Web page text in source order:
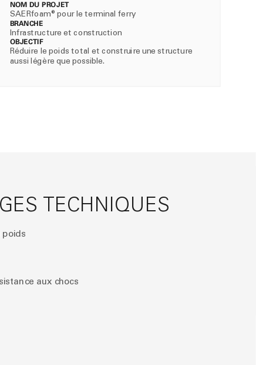
NOM DU PROJET
SAERfoam® pour le terminal ferry
BRANCHE
Infrastructure et construction
OBJECTIF
Réduire le poids total et construire une structure
aussi légère que possible.
TECHNIQUES
poids
aux chocs